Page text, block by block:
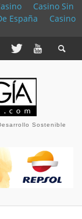
Casino Sin
España
Casino
Sostenible